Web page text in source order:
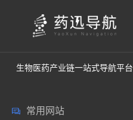
生物医药产业链一站式导航平台
常用网站